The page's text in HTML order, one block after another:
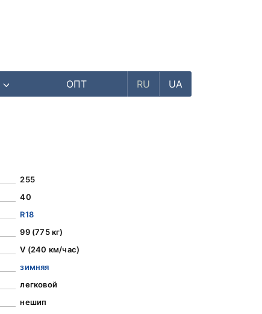
ОПТ RU UA
255
40
R18
99 (775 кг)
V (240 км/час)
зимняя
легковой
нешип